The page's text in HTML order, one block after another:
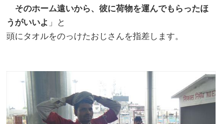
そのホーム遠いから、彼に荷物を運んでもらったほ
うがいいよ 」と
頭にタオルをのっけたおじさんを指差します。